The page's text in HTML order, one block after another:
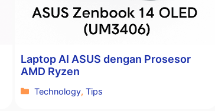
Laptop AI ASUS dengan Prosesor
AMD Ryzen
Kategori
Technology,Tips